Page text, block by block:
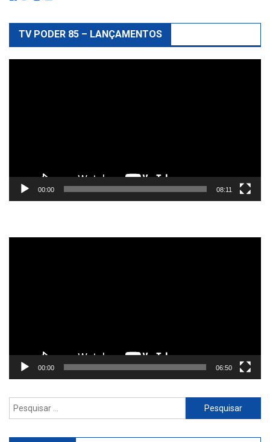
TV PODER 85 – LANÇAMENTOS
00:00 08:11
00:00 06:50
Pesquisar
por: